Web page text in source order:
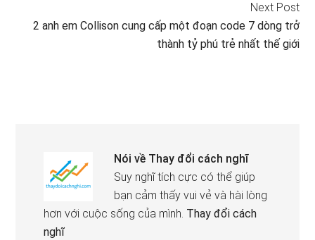
Next Post
2 anh em Collison cung cấp một đoạn code 7 dòng trở
thành tỷ phú trẻ nhất thế giới
Nói về Thay đổi cách nghĩ
Suy nghĩ tích cực có thể giúp
bạn cảm thấy vui vẻ và hài lòng
hơn với cuộc sống của mình. Thay đổi cách
nghĩ